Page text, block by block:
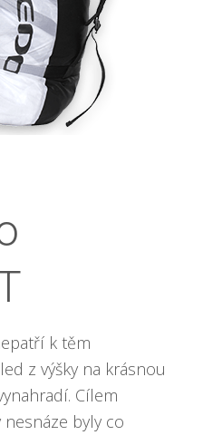
k těm
z výšky na krásnou
Cílem
nesnáze byly co